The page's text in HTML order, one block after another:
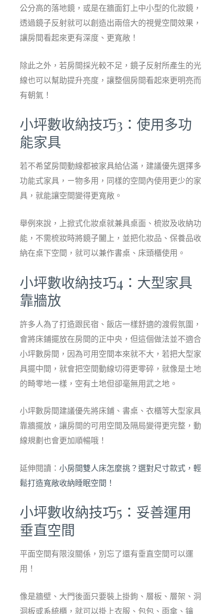
公分高的落地鏡，或是在牆面釘上中小型的化妝鏡，
透過鏡子反射就可以創造出兩倍大的視覺空間效果，
讓房間看起來更有深度、更寬敞！
除此之外，若房間採光較不足，鏡子反射所產生的光
線也可以幫助提升亮度，讓整個房間看起來更明亮而
有朝氣！
小坪數收納技巧3：使用多功
能家具
若不希望房間動線都被家具給佔滿，建議優先選擇多
功能式家具，ㄧ物多用，同樣的空間內使用更少的家
具，就能讓空間變得更寬敞。
舉例來說，上掀式化妝桌就兼具桌面、梳妝及收納功
能，不需梳妝時將鏡子闔上，並把化妝品、保養品收
納在桌下空間，就可以兼作書桌、床頭櫃使用。
小坪數收納技巧4：大型家具
靠牆放
許多人為了打造跟民宿、飯店一樣舒適的渡假氛圍，
會將床鋪擺放在房間的正中央，但這個做法並不適合
小坪數房間，因為可用空間本來就不大，若把大型家
具擺中間，就會把空間動線切得更零碎，就像是土地
的畸零地一樣，空有土地但卻毫無用武之地。
小坪數房間建議優先將床鋪、書桌、衣櫃等大型家具
靠牆擺放，讓房間的可用空間及隔局變得更完整，動
線規劃也會更加順暢哦！
延伸閱讀： 小房間雙人床怎麼挑？選對尺寸款式，輕
鬆打造寬敞收納睡眠空間！
小坪數收納技巧5：妥善運用
垂直空間
平面空間有限沒關係，別忘了還有垂直空間可以運
用！
像是牆壁、大門後面只要裝上掛鉤、層板、層架、洞
洞板或系統櫃，就可以掛上衣服、包包、雨傘、鑰